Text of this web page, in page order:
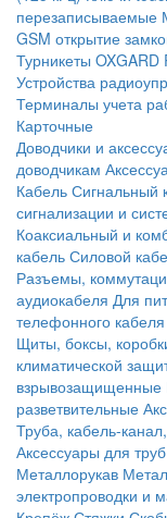
перезаписываемые
GSM открытие
Турникеты OXGARD
Устройства
Терминалы учета
Карточные
Доводчики и
доводчикам
Кабель Сигнальный
сигнализации и
Коаксиальный и
кабель Силовой
Разъемы,
аудиокабеля Для
телефонного кабеля
Щиты, боксы,
климатической
взрывозащищенные
разветвительные
Труба, кабель-
Аксессуары для труб
Металлорукав
электропроводки и